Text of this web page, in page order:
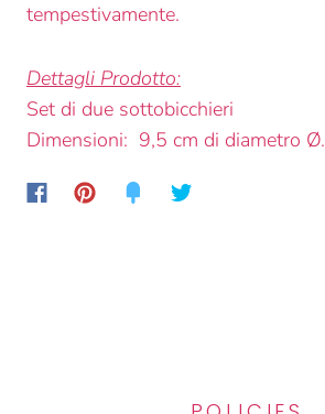
tempestivamente.
Dettagli Prodotto:
Set di due sottobicchieri
Dimensioni: 9,5 cm di diametro Ø.